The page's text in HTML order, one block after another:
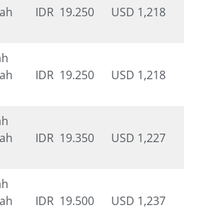
IDR 19.250 USD 1,218
IDR 19.250 USD 1,218
IDR 19.350 USD 1,227
IDR 19.500 USD 1,237